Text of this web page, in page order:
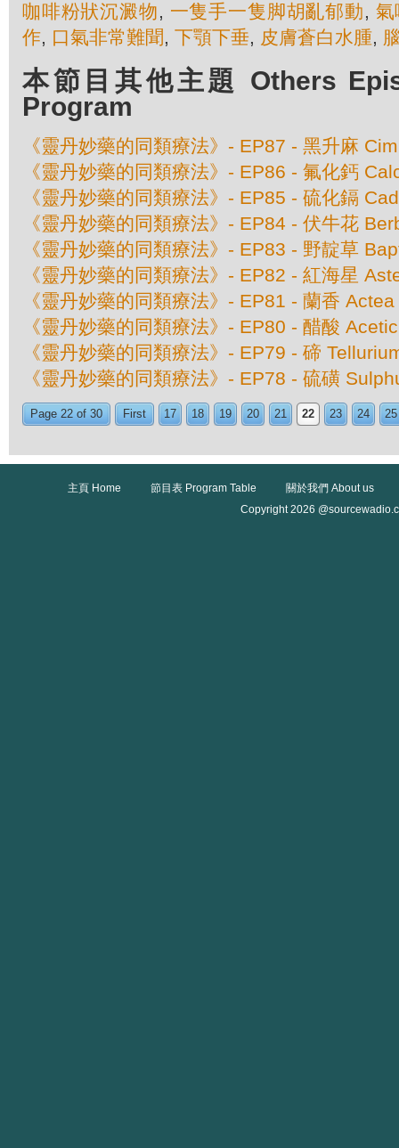
咖啡粉狀沉澱物, 一隻手一隻脚胡亂郁動, 氣
作, 口氣非常難聞, 下顎下垂, 皮膚蒼白水腫,
本節目其他主題 Others
Program
《靈丹妙藥的同類療法》- EP87 - 黑升麻
《靈丹妙藥的同類療法》- EP86 - 氟化鈣
《靈丹妙藥的同類療法》- EP85 - 硫化鎘
《靈丹妙藥的同類療法》- EP84 - 伏牛花
《靈丹妙藥的同類療法》- EP83 - 野靛草
《靈丹妙藥的同類療法》- EP82 - 紅海星
《靈丹妙藥的同類療法》- EP81 - 蘭香
《靈丹妙藥的同類療法》- EP80 - 醋酸
《靈丹妙藥的同類療法》- EP79 - 碲
《靈丹妙藥的同類療法》- EP78 - 硫磺
Page 22 of 30 First 17 18 19 20 21 22 23 24 25
主頁 Home 節目表 Program Table
關於我們 About us
Copyright 2026